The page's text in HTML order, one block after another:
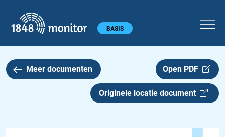
Hoofdmenu BASIS
Meer documenten Open PDF
Originele locatie document